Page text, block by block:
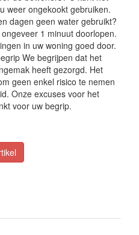
weer ongekookt gebruiken.
dagen geen water gebruikt?
1 minuut doorlopen.
in uw woning goed door.
We begrijpen dat het
heeft gezorgd. Het
geen enkel risico te nemen
Onze excuses voor het
voor uw begrip.